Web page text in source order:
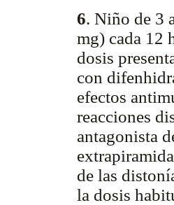
6. Niño de 3
mg) cada 12
dosis
con
efectos
reacciones
antagonista
de las
la dosis